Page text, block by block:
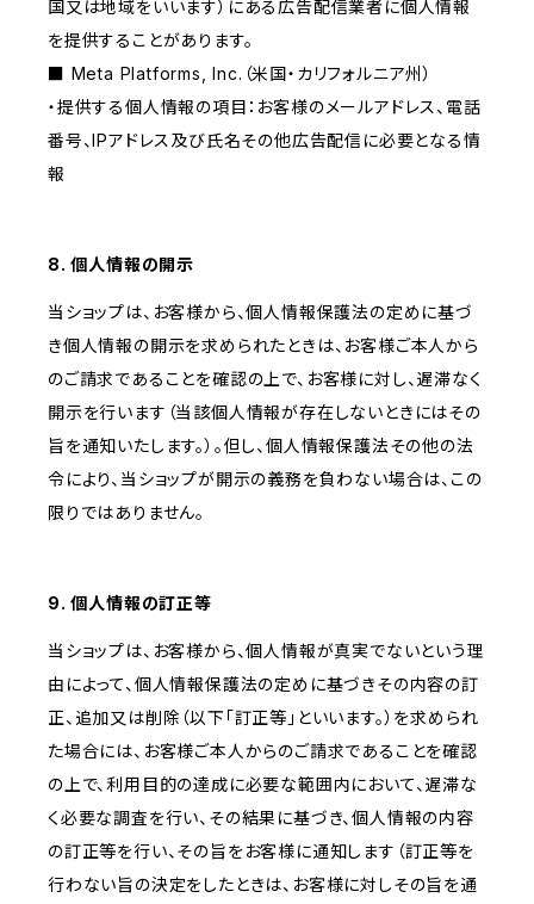
国又は地域をいいます）にある広告配信業者に個人情報
を提供することがあります。
■ Meta Platforms, Inc.（米国・カリフォルニア州）
・提供する個人情報の項目：お客様のメールアドレス、電話
番号、IPアドレス及び氏名その他広告配信に必要となる情
報
8. 個人情報の開示
当ショップは、お客様から、個人情報保護法の定めに基づ
き個人情報の開示を求められたときは、お客様ご本人から
のご請求であることを確認の上で、お客様に対し、遅滞なく
開示を行います（当該個人情報が存在しないときにはその
旨を通知いたします。）。但し、個人情報保護法その他の法
令により、当ショップが開示の義務を負わない場合は、この
限りではありません。
9. 個人情報の訂正等
当ショップは、お客様から、個人情報が真実でないという理
由によって、個人情報保護法の定めに基づきその内容の訂
正、追加又は削除（以下「訂正等」といいます。）を求められ
た場合には、お客様ご本人からのご請求であることを確認
の上で、利用目的の達成に必要な範囲内において、遅滞な
く必要な調査を行い、その結果に基づき、個人情報の内容
の訂正等を行い、その旨をお客様に通知します（訂正等を
行わない旨の決定をしたときは、お客様に対しその旨を通